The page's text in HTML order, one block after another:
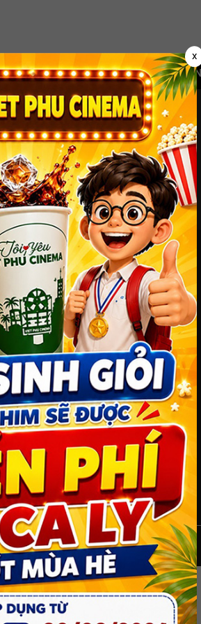
GÓP Ý/PHẢN ÁNH THÀNH VIÊN
vui lòng đến mua vé tại quầy,
cảm ơn
x
QUY ĐỊNH CHÍNH SÁCH
Chính sách bảo mật thông tin
Chính sách giá và thanh toán
Chính sách giao nhận
Chính sách đổi trả/ hoàn tiền
PHÂN LOẠI PHỔ BIẾN PHIM